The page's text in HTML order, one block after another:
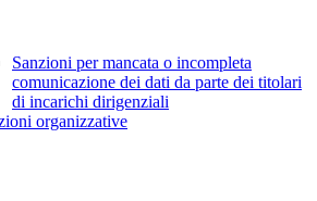
Sanzioni per mancata o incompleta
comunicazione dei dati da parte dei titolari
di incarichi dirigenziali
organizzative